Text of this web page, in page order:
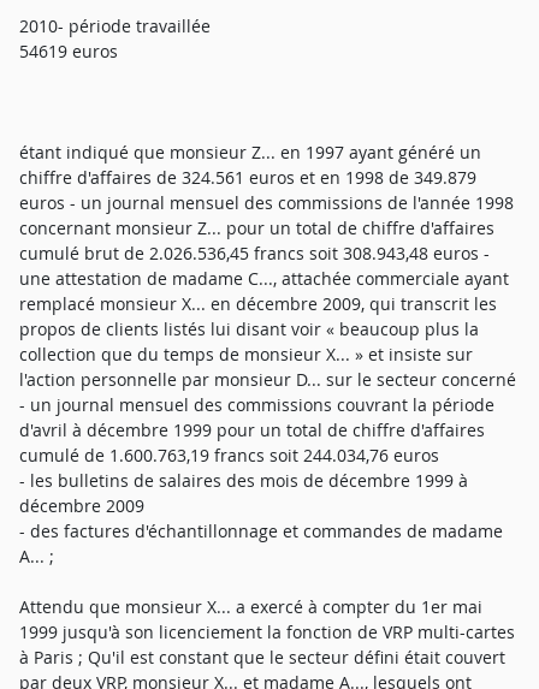
2010- période travaillée
54619 euros
étant indiqué que monsieur Z... en 1997 ayant généré un
chiffre d'affaires de 324.561 euros et en 1998 de 349.879
euros - un journal mensuel des commissions de l'année 1998
concernant monsieur Z... pour un total de chiffre d'affaires
cumulé brut de 2.026.536,45 francs soit 308.943,48 euros -
une attestation de madame C..., attachée commerciale ayant
remplacé monsieur X... en décembre 2009, qui transcrit les
propos de clients listés lui disant voir « beaucoup plus la
collection que du temps de monsieur X... » et insiste sur
l'action personnelle par monsieur D... sur le secteur concerné
- un journal mensuel des commissions couvrant la période
d'avril à décembre 1999 pour un total de chiffre d'affaires
cumulé de 1.600.763,19 francs soit 244.034,76 euros
- les bulletins de salaires des mois de décembre 1999 à
décembre 2009
- des factures d'échantillonnage et commandes de madame
A... ;
Attendu que monsieur X... a exercé à compter du 1er mai
1999 jusqu'à son licenciement la fonction de VRP multi-cartes
à Paris ; Qu'il est constant que le secteur défini était couvert
par deux VRP, monsieur X... et madame A..., lesquels ont